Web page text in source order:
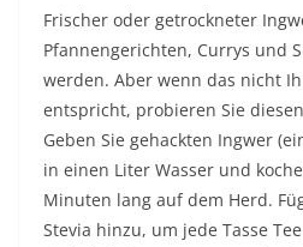
Frischer oder getrockneter
Pfannengerichten, Currys und
werden. Aber wenn das nicht
entspricht, probieren Sie
Geben Sie gehackten Ingwer
in einen Liter Wasser und
Minuten lang auf dem Herd.
Stevia hinzu, um jede Tasse